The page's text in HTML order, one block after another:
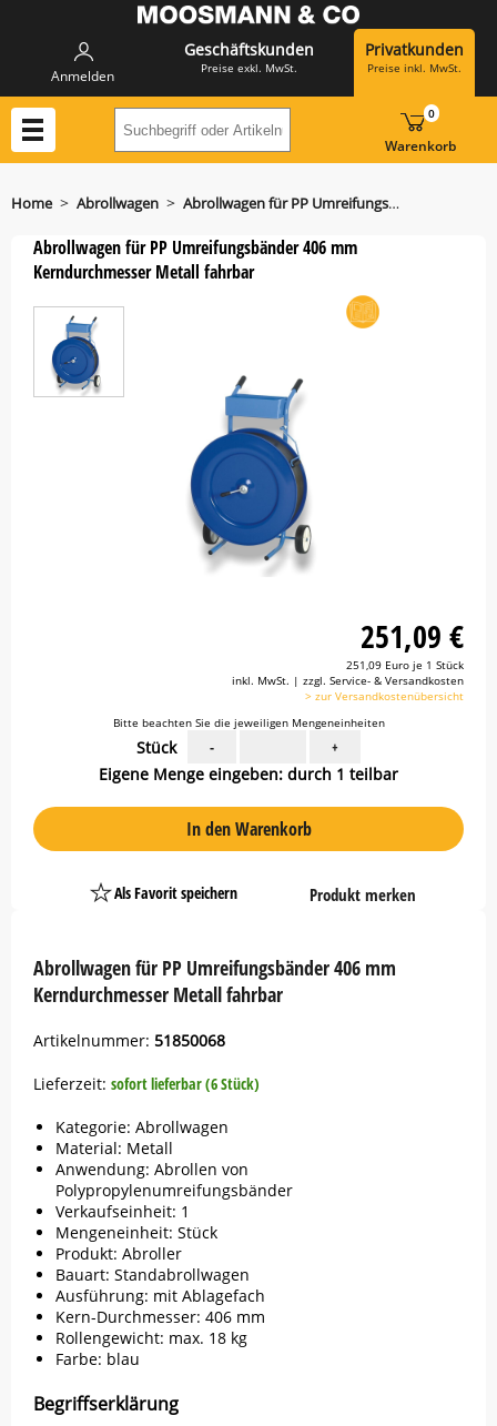
Anmelden
Geschäftskunden
Preise exkl. MwSt.
Privatkunden
Preise inkl. MwSt.
Suchbegriff oder Artikelnummer hier
Warenkorb
0
Home > Abrollwagen > Abrollwagen für PP Umreifungsbänder 406 mm
Abrollwagen für PP Umreifungsbänder 406 mm
Kerndurchmesser Metall fahrbar
Artikelnummer: 51850068
Lieferzeit: sofort lieferbar (6 Stück)
Kategorie: Abrollwagen
Material: Metall
Anwendung: Abrollen von
Polypropylenumreifungsbänder
Verkaufseinheit: 1
Mengeneinheit: Stück
Produkt: Abroller
Bauart: Standabrollwagen
Ausführung: mit Ablagefach
Kern-Durchmesser: 406 mm
Rollengewicht: max. 18 kg
Farbe: blau
Begriffserklärung
Abrollwagen für PP Umreifungsbänder 406 mm
Kerndurchmesser Metall fahrbar
251,09 €
251,09 Euro je 1 Stück
inkl. MwSt. | zzgl. Service- & Versandkosten
> zur Versandkostenübersicht
Bitte beachten Sie die jeweiligen Mengeneinheiten
Stück - +
Eigene Menge eingeben: durch 1 teilbar
In den Warenkorb
Als Favorit speichern
PlatzhalterProdukt merken